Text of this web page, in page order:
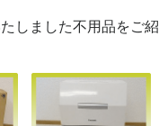
しました不用品をご紹